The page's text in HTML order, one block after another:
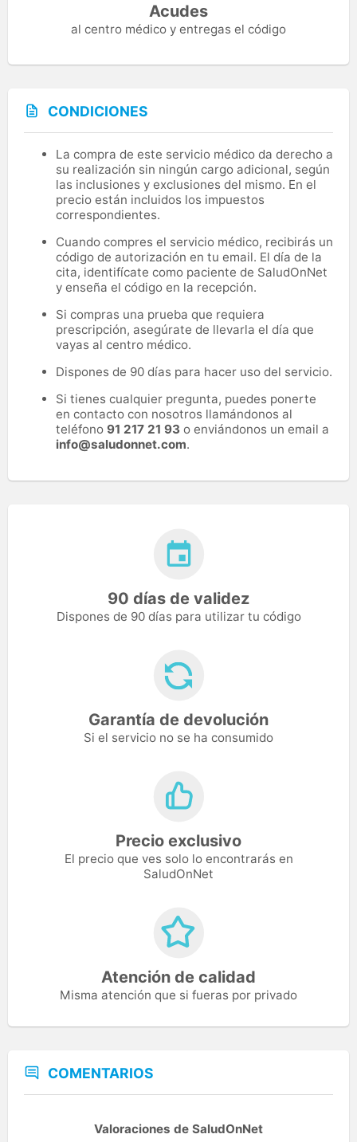
Acudes
al centro médico y entregas el código
CONDICIONES
La compra de este servicio médico da derecho a
su realización sin ningún cargo adicional, según
las inclusiones y exclusiones del mismo. En el
precio están incluidos los impuestos
correspondientes.
Cuando compres el servicio médico, recibirás un
código de autorización en tu email. El día de la
cita, identifícate como paciente de SaludOnNet
y enseña el código en la recepción.
Si compras una prueba que requiera
prescripción, asegúrate de llevarla el día que
vayas al centro médico.
Dispones de 90 días para hacer uso del servicio.
Si tienes cualquier pregunta, puedes ponerte
en contacto con nosotros llamándonos al
teléfono 91 217 21 93 o enviándonos un email a
info@saludonnet.com.
90 días de validez
Dispones de 90 días para utilizar tu código
Garantía de devolución
Si el servicio no se ha consumido
Precio exclusivo
El precio que ves solo lo encontrarás en
SaludOnNet
Atención de calidad
Misma atención que si fueras por privado
COMENTARIOS
Valoraciones de SaludOnNet